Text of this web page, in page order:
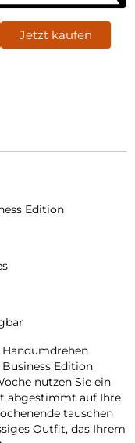
Jetzt kaufen
Edition
Edition
nutzen Sie ein
abgestimmt auf Ihre
tauschen
Outfit, das Ihrem